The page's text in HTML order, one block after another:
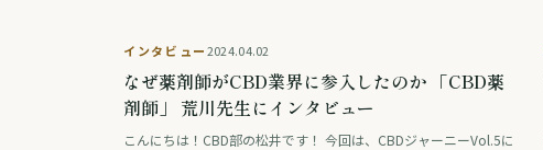
インタビュー2024.04.02
なぜ薬剤師がCBD業界に参入したのか 「CBD薬
剤師」 荒川先生にインタビュー
こんにちは！CBD部の松井です！ 今回は、CBDジャーニーVol.5に